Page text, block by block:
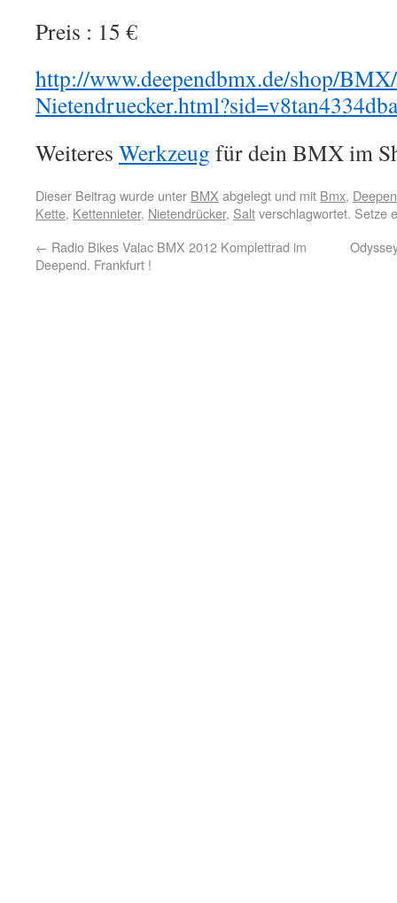
Preis : 15 €
http://www.deependbmx.de/shop/
Weiteres Werkzeug für dein BMX im
Dieser Beitrag wurde unter BMX abgelegt und mit Bmx,
Kette, Kettennieter, Nietendrücker, Saltverschlagwortet. Setze
← Radio Bikes Valac BMX 2012 Komplettrad im
Deepend. Frankfurt !